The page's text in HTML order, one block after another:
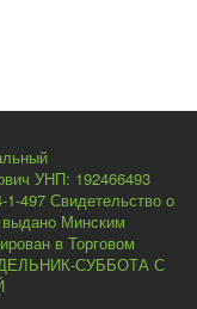
УНП: 192466493
497 Свидетельство о
выдано Минским
в Торговом
СУББОТА С